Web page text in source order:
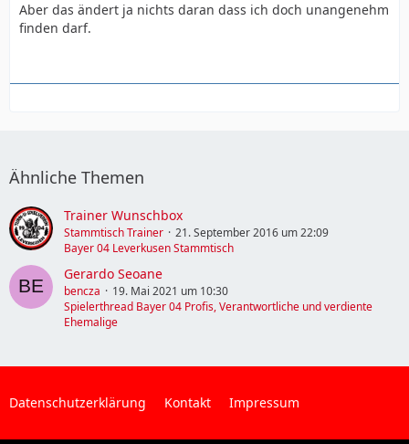
Aber das ändert ja nichts daran dass ich doch unangenehm
finden darf.
Ähnliche Themen
Trainer Wunschbox
Stammtisch Trainer
21. September 2016 um 22:09
Bayer 04 Leverkusen Stammtisch
Gerardo Seoane
bencza
19. Mai 2021 um 10:30
Spielerthread Bayer 04 Profis, Verantwortliche und verdiente
Ehemalige
Datenschutzerklärung Kontakt Impressum